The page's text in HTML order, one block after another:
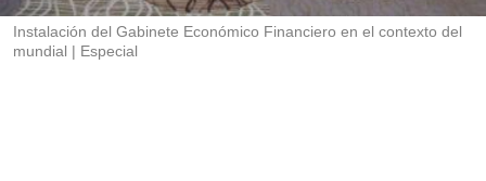
r
Instalación del Gabinete Económico Financiero en el contexto del
mundial
Especial